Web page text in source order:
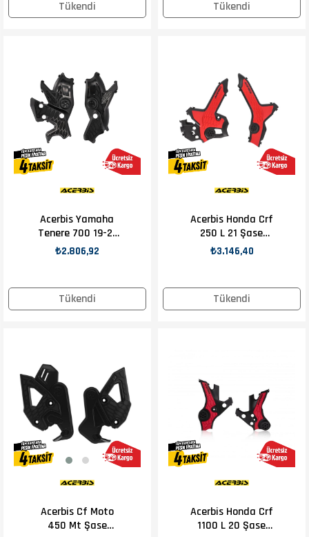
Tükendi Tükendi
Tükendi
Acerbis Yamaha
Tenere 700 19-21
Şase Koruma
₺2.806,92
Tükendi
Acerbis Honda Crf
250 L 21 Şase
Koruma Siyah
₺3.146,40
Acerbis Cf Moto
450 Mt Şase
Acerbis Honda Crf
1100 L 20 Şase